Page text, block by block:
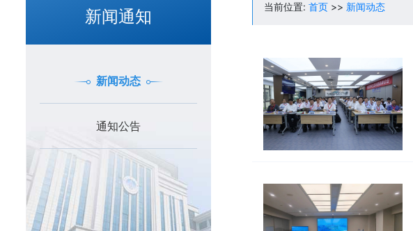
新闻通知
新闻动态
通知公告
当前位置: 首页 >> 新闻动态